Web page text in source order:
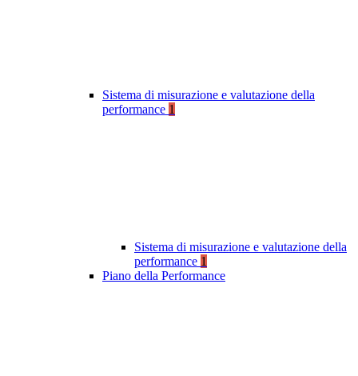
Sistema di misurazione e valutazione della
performance 1
Sistema di misurazione e valutazione della
performance 1
Piano della Performance